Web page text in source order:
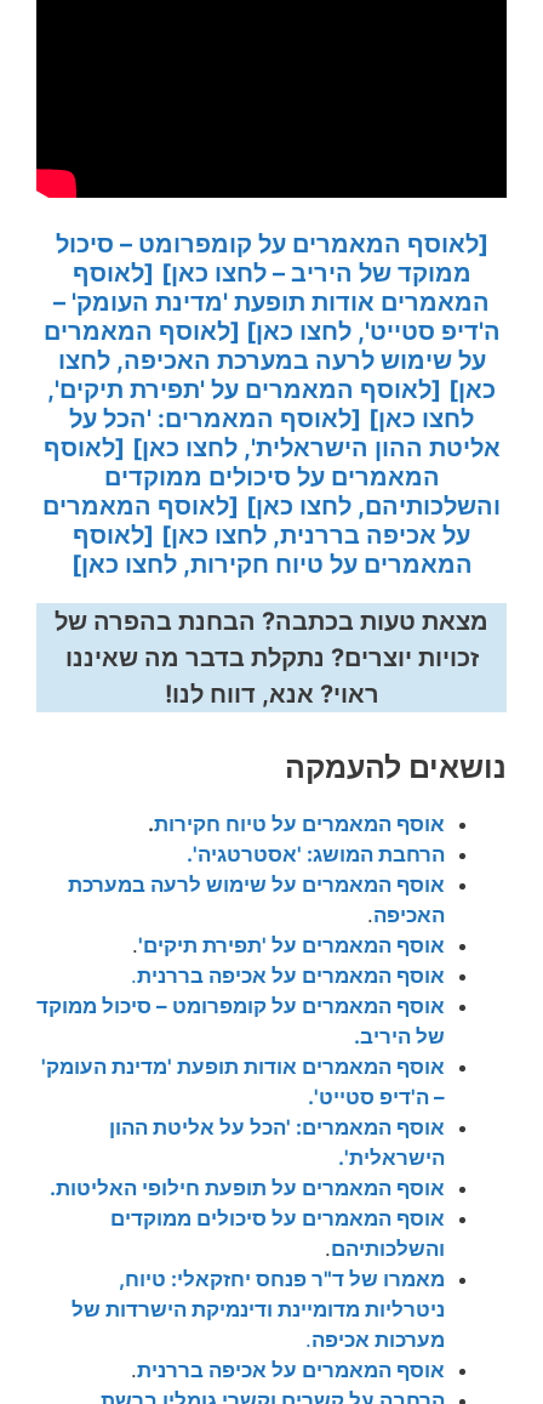
[לאוסף המאמרים על קומפרומט – סיכול
ממוקד של היריב – לחצו כאן] [לאוסף
המאמרים אודות תופעת 'מדינת העומק' –
ה'דיפ סטייט', לחצו כאן] [לאוסף המאמרים
על שימוש לרעה במערכת האכיפה, לחצו
כאן] [לאוסף המאמרים על 'תפירת תיקים',
לחצו כאן] [לאוסף המאמרים: 'הכל על
אליטת ההון הישראלית', לחצו כאן] [לאוסף
המאמרים על סיכולים ממוקדים
והשלכותיהם, לחצו כאן] [לאוסף המאמרים
על אכיפה בררנית, לחצו כאן] [לאוסף
המאמרים על טיוח חקירות, לחצו כאן]
מצאת טעות בכתבה? הבחנת בהפרה של
זכויות יוצרים? נתקלת בדבר מה שאיננו
ראוי? אנא, דווח לנו!
נושאים להעמקה
אוסף המאמרים על טיוח חקירות.
הרחבת המושג: 'אסטרטגיה'.
אוסף המאמרים על שימוש לרעה במערכת
האכיפה.
אוסף המאמרים על 'תפירת תיקים'.
אוסף המאמרים על אכיפה בררנית.
אוסף המאמרים על קומפרומט – סיכול ממוקד
של היריב.
אוסף המאמרים אודות תופעת 'מדינת העומק'
– ה'דיפ סטייט'.
אוסף המאמרים: 'הכל על אליטת ההון
הישראלית'.
אוסף המאמרים על תופעת חילופי האליטות.
אוסף המאמרים על סיכולים ממוקדים
והשלכותיהם.
מאמרו של ד"ר פנחס יחזקאלי: טיוח,
ניטרליות מדומיינת ודינמיקת הישרדות של
מערכות אכיפה.
אוסף המאמרים על אכיפה בררנית.